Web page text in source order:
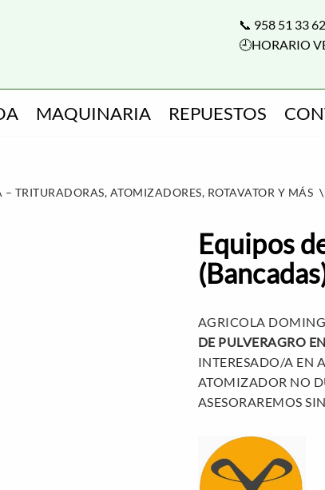
📞 958 51 33
🕘HORARIO
MAQUINARIA REPUESTOS
TRITURADORAS, ATOMIZADORES, ROTAVATOR Y MÁS \
Equipos
AGRICOLA
DE PULVERAGRO
INTERESADO/A EN
ATOMIZADOR NO
ASESORAREMOS